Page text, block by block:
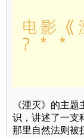
《湮灭》的主
识，讲述了一支
那里自然法则被